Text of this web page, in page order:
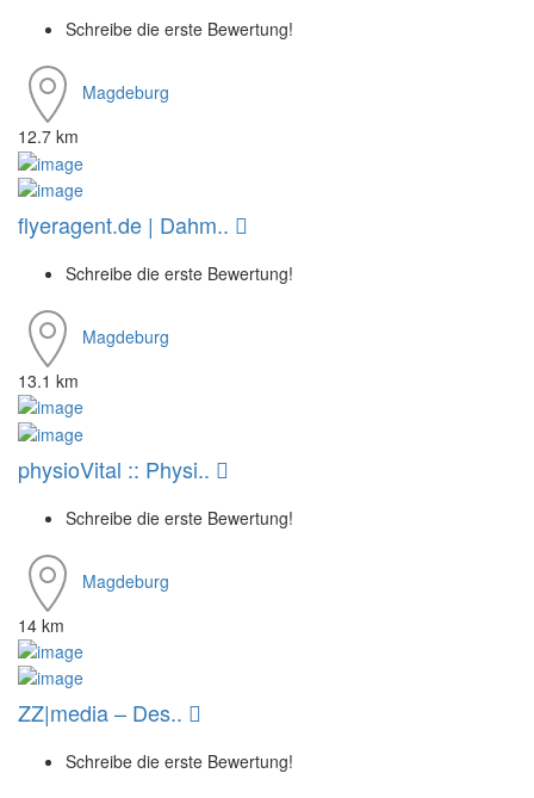
Schreibe die erste Bewertung!
Magdeburg
12.7 km
flyeragent.de | Dahm..
Schreibe die erste Bewertung!
Magdeburg
13.1 km
physioVital :: Physi..
Schreibe die erste Bewertung!
Magdeburg
14 km
ZZ|media – Des..
Schreibe die erste Bewertung!